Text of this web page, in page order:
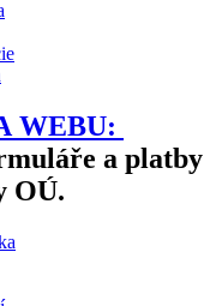
WEBU:
a
OÚ.